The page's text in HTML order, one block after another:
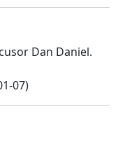
Dan Daniel.
07)